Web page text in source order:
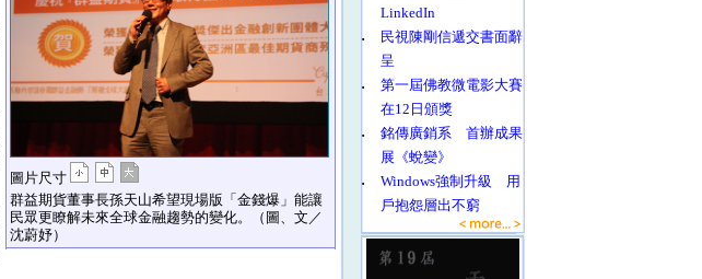
圖片尺寸
群益期貨董事長孫天山希望現場版「金錢爆」能讓
民眾更瞭解未來全球金融趨勢的變化。（圖、文／
沈蔚妤）
LinkedIn
‧
民視陳剛信遞交書面辭
呈
‧
第一屆佛教微電影大賽
在12日頒獎
‧
銘傳廣銷系 首辦成果
展《蛻變》
‧
Windows強制升級 用
戶抱怨層出不窮